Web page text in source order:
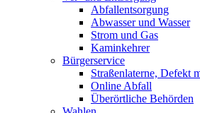
Abfallentsorgung
Abwasser und Wasser
Strom und Gas
Kaminkehrer
Bürgerservice
Straßenlaterne, Defekt
Online Abfall
Überörtliche Behörden